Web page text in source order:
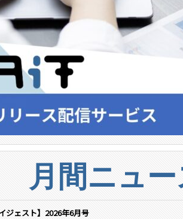
月間ニュ
ジェスト】2026年6月号